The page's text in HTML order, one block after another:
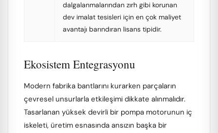
dalgalanmalarından zırh gibi korunan
dev imalat tesisleri için en çok maliyet
avantajı barındıran lisans tipidir.
Ekosistem Entegrasyonu
Modern fabrika bantlarını kurarken parçaların
çevresel unsurlarla etkileşimi dikkate alınmalıdır.
Tasarlanan yüksek devirli bir pompa motorunun iç
iskeleti, üretim esnasında ansızın başka bir